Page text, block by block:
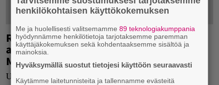
Ruger Hauerista tuttu Tommishock
aktivoitui jälleen – kuntele Musta
Maserati täältä
Uutta Tommishockia täältä.
henkilökohtaisen käyttökokemuksen
Me ja huolellisesti valitsemamme89 teknologiakumppania
hyödynnämme henkilötietoja tarjotaksemme paremman
käyttäjäkokemuksen sekä kohdentaaksemme sisältöä ja
mainoksia.
Hyväksymällä suostut tietojesi käyttöön seuraavasti
Käytämme laitetunnisteita ja tallennamme evästeitä